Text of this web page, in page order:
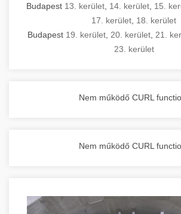
Budapest 13. kerület 14. kerület 15.
17. kerület 18. kerület
Budapest 19. kerület 20. kerület 21.
23. kerület
Nem működő CURL
Nem működő CURL